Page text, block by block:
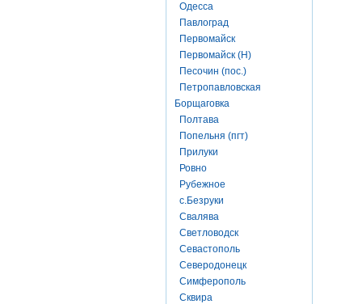
Одесса
Павлоград
Первомайск
Первомайск (Н)
Песочин (пос.)
Петропавловская
Борщаговка
Полтава
Попельня (пгт)
Прилуки
Ровно
Рубежное
с.Безруки
Свалява
Светловодск
Севастополь
Северодонецк
Симферополь
Сквира